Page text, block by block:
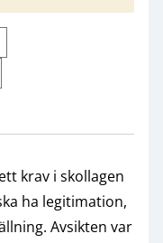
krav i skollagen
ha legitimation,
Avsikten var